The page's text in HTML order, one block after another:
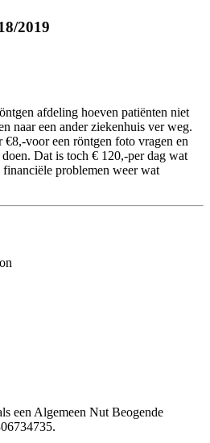
2019
afdeling hoeven patiënten niet
naar een ander ziekenhuis ver weg.
voor een röntgen foto vragen en
Dat is toch € 120,-per dag wat
financiële problemen weer wat
een Algemeen Nut Beogende